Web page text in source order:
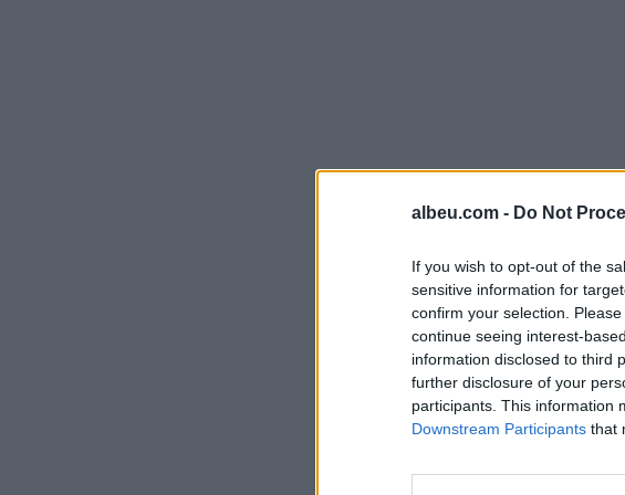
albeu.com - Do Not
If you wish to opt-out of the
sensitive information for
confirm your selection.
continue seeing interest-
information disclosed to third
further disclosure of your
participants. This information
Downstream Participants that